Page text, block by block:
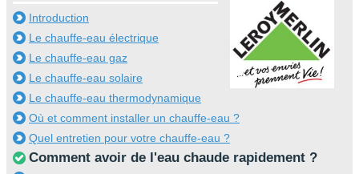
Introduction
Le chauffe-eau électrique
Le chauffe-eau gaz
Le chauffe-eau solaire
Le chauffe-eau thermodynamique
Où et comment installer un chauffe-eau ?
Quel entretien pour votre chauffe-eau ?
Comment avoir de l'eau chaude rapidement ?